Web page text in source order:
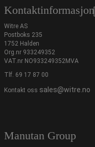
Kontaktinformasjon
Witre AS
Postboks 235
1752 Halden
Org.nr 933249352
VAT.nr NO933249352MVA
Tlf. 69 17 87 00
Kontakt oss sales@witre.no
Manutan Group